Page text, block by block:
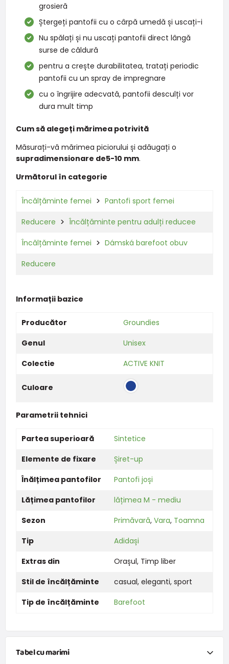
grosieră
Ștergeți pantofii cu o cârpă umedă și uscați-i
Nu spălați și nu uscați pantofii direct lângă
surse de căldură
pentru a crește durabilitatea, tratați periodic
pantofii cu un spray de impregnare
cu o îngrijire adecvată, pantofii desculți vor
dura mult timp
Cum să alegeți mărimea potrivită
Măsurați-vă mărimea piciorului și adăugați o
supradimensionare de5-10 mm.
Următorul în categorie
Încălțăminte femei Pantofi sport femei
Reducere Încălțăminte pentru adulți reducee
Încălțăminte femei Dámská barefoot obuv
Reducere
Informații bazice
Producător
Groundies
Genul
Unisex
Colectie
ACTIVE KNIT
Culoare
Parametrii tehnici
Partea superioară
Sintetice
Elemente de fixare
Șiret-up
Înălțimea pantofilor
Pantofi joși
Lățimea pantofilor
lățimea M - mediu
Sezon
Primăvară, Vara, Toamna
Tip
Adidași
Extras din
Orașul, Timp liber
Stil de încălțăminte
casual, eleganti, sport
Tip de încălțăminte
Barefoot
Tabel cu marimi